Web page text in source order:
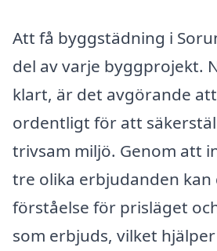
Att få byggstädning i
del av varje byggprojekt.
klart, är det avgörande
ordentligt för att
trivsam miljö. Genom att
tre olika erbjudanden
förståelse för prisläget
som erbjuds, vilket